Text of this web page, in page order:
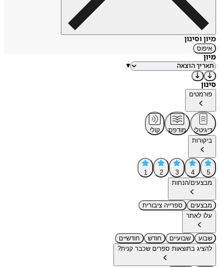
מיון וסינון
איפוס
מיון
▾
סינון
פורמטים
דיגיטלי מודפס
קולי
ביקורות
5
4
3
2
1
מבצעים/הנחות
מבצעים
ספרייה ציבורית
עלו לאתר
שבוע שבועיים חודש
חודשיים
להציג בתוצאות ספרים שכבר קנית?